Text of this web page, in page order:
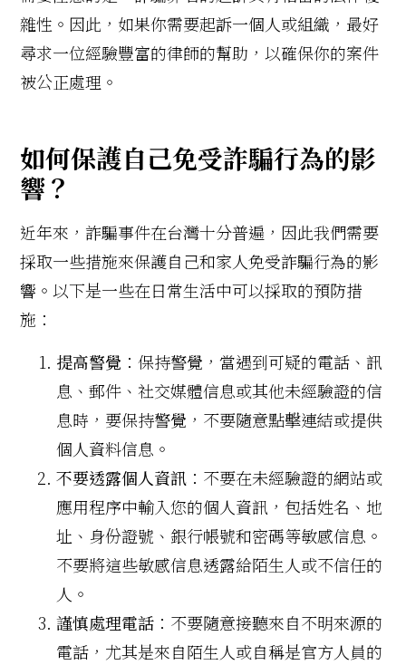
雜性。因此，如果你需要起訴一個人或組織，最好
尋求一位經驗豐富的律師的幫助，以確保你的案件
被公正處理。
如何保護自己免受詐騙行為的影
響？
近年來，詐騙事件在台灣十分普遍，因此我們需要
採取一些措施來保護自己和家人免受詐騙行為的影
響。以下是一些在日常生活中可以採取的預防措
施：
提高警覺 ：保持警覺，當遇到可疑的電話、訊
息、郵件、社交媒體信息或其他未經驗證的信
息時，要保持警覺，不要隨意點擊連結或提供
個人資料信息。
不要透露個人資訊 ：不要在未經驗證的網站或
應用程序中輸入您的個人資訊，包括姓名、地
址、身份證號、銀行帳號和密碼等敏感信息。
不要將這些敏感信息透露給陌生人或不信任的
人。
謹慎處理電話 ：不要隨意接聽來自不明來源的
電話，尤其是來自陌生人或自稱是官方人員的